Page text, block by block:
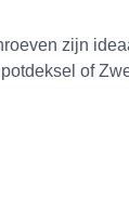
zijn
of